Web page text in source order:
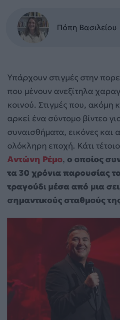
Πόπη Βασιλείου
Υπάρχουν στιγμές στην
που μένουν ανεξίτηλα
κοινού. Στιγμές που, ακόμη
αρκεί ένα σύντομο βίντεο
συναισθήματα, εικόνες και
ολόκληρη εποχή. Κάτι
Αντώνη Ρέμο, ο οποίος
τα 30 χρόνια παρουσίας
τραγούδι μέσα από μια
σημαντικούς σταθμούς